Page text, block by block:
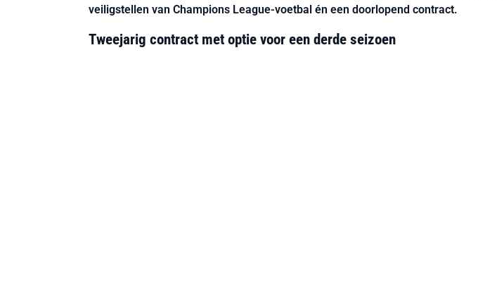
veiligstellen van Champions League-voetbal én een doorlopend contract.
Tweejarig contract met optie voor een derde seizoen